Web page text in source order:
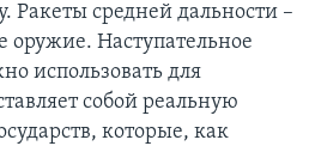
Ракеты средней дальности –
оружие. Наступательное
использовать для
собой реальную
которые, как